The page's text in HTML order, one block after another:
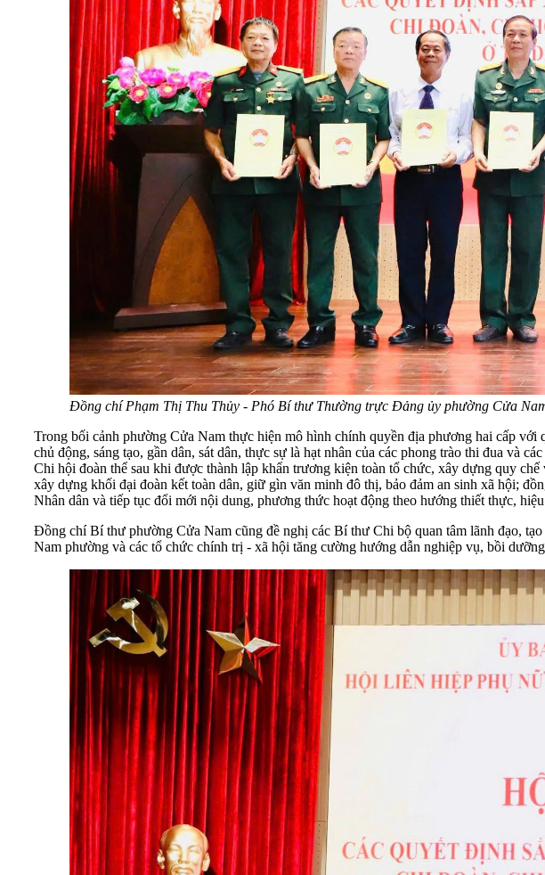
Đồng chí Phạm Thị Thu Thủy - Phó Bí thư Thường trực Đảng ủy phường Cửa
Trong bối cảnh phường Cửa Nam thực hiện mô hình chính quyền địa phương hai cấp
chủ động, sáng tạo, gần dân, sát dân, thực sự là hạt nhân của các phong trào thi đua và
Chi hội đoàn thể sau khi được thành lập khẩn trương kiện toàn tổ chức, xây dựng quy
xây dựng khối đại đoàn kết toàn dân, giữ gìn văn minh đô thị, bảo đảm an sinh xã hội;
Nhân dân và tiếp tục đổi mới nội dung, phương thức hoạt động theo hướng thiết thực,
Đồng chí Bí thư phường Cửa Nam cũng đề nghị các Bí thư Chi bộ quan tâm lãnh đạo,
Nam phường và các tổ chức chính trị - xã hội tăng cường hướng dẫn nghiệp vụ, bồi